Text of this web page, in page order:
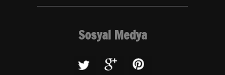
Sosyal Medya